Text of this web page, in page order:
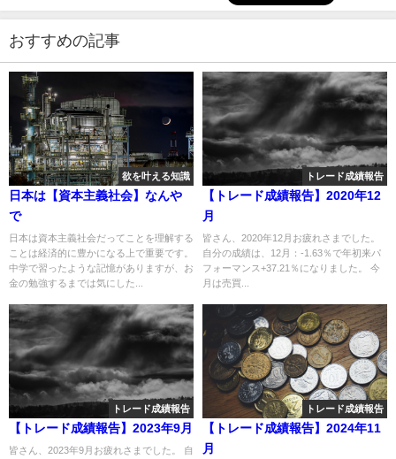
おすすめの記事
欲を叶える知識
日本は【資本主義社会】なんや
で
日本は資本主義社会だってことを理解する
ことは経済的に豊かになる上で重要です。
中学で習ったような記憶がありますが、お
金の勉強するまでは気にした...
トレード成績報告
【トレード成績報告】2020年12
月
皆さん、2020年12月お疲れさまでした。
自分の成績は、12月：-1.63％で年初来パ
フォーマンス+37.21％になりました。 今
月は売買...
トレード成績報告
【トレード成績報告】2023年9月
皆さん、2023年9月お疲れさまでした。 自
トレード成績報告
【トレード成績報告】2024年11
月